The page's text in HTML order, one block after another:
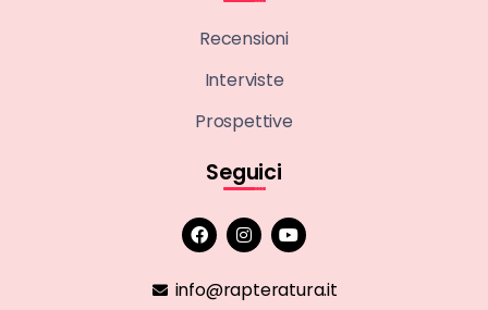
Recensioni
Interviste
Prospettive
Seguici
info@rapteratura.it